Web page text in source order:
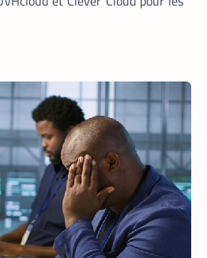
Food : un partenariat
du travail ivoirien
10 mai 2026
Prosuma et Yango
de transformer le
en stimulant l’emploi
les métiers de la
une chaîne
et inclusive.